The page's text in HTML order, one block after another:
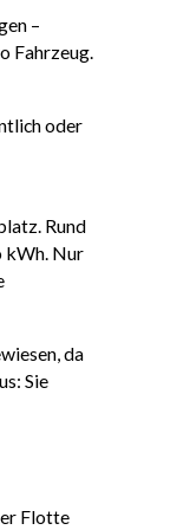
–
Fahrzeug.
oder
Rund
kWh. Nur
da
Sie
Flotte